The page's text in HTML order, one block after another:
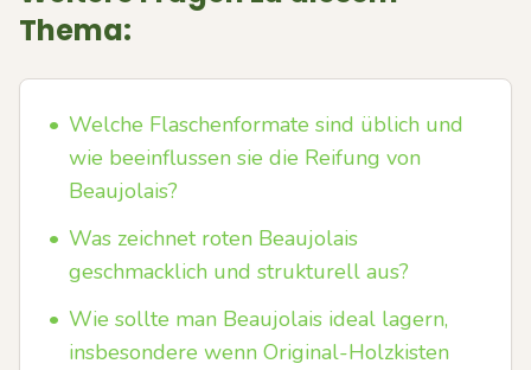
Thema:
• Welche Flaschenformate sind üblich und
wie beeinflussen sie die Reifung von
Beaujolais?
• Was zeichnet roten Beaujolais
geschmacklich und strukturell aus?
• Wie sollte man Beaujolais ideal lagern,
insbesondere wenn Original-Holzkisten